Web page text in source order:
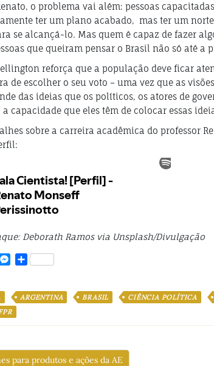
o problema vai além: pessoas
ter um plano acabado, mas ter um
se alcançá-lo. Mas quem é capaz de fazer
que queiram pensar o Brasil não só até a
reforça que a população deve ficar
de escolher o seu voto – uma vez que as
das ideias que os políticos, os atores de
capacidade que eles têm de colocar essas
sobre a carreira acadêmica do professor
Deborath Ramos via Unsplash/Divulgação
LinkedInMessenger
Share
ARGENTINA BRASIL CIÊNCIA POLÍTICA
para produtos e ações da AE